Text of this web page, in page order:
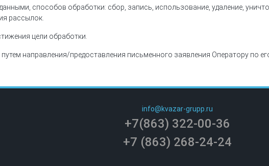
способов обработки: сбор, запись, использование, удаление,
рассылок.
цели обработки.
направления/предоставления письменного заявления Оператору по
info@kvazar-grupp.ru
+7(863) 322-00-36
+7 (863) 268-24-24